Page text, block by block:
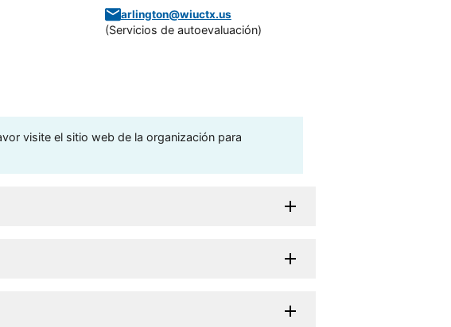
arlington@wiuctx.us
(Servicios de autoevaluación)
visite el sitio web de la organización para